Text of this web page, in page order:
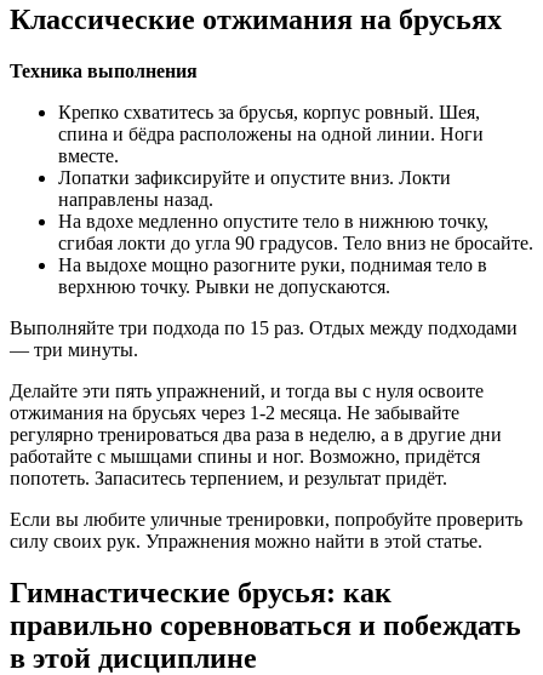
Классические отжимания на брусьях
Техника выполнения
Крепко схватитесь за брусья, корпус ровный. Шея,
спина и бёдра расположены на одной линии. Ноги
вместе.
Лопатки зафиксируйте и опустите вниз. Локти
направлены назад.
На вдохе медленно опустите тело в нижнюю точку,
сгибая локти до угла 90 градусов. Тело вниз не бросайте.
На выдохе мощно разогните руки, поднимая тело в
верхнюю точку. Рывки не допускаются.
Выполняйте три подхода по 15 раз. Отдых между подходами
— три минуты.
Делайте эти пять упражнений, и тогда вы с нуля освоите
отжимания на брусьях через 1-2 месяца. Не забывайте
регулярно тренироваться два раза в неделю, а в другие дни
работайте с мышцами спины и ног. Возможно, придётся
попотеть. Запаситесь терпением, и результат придёт.
Если вы любите уличные тренировки, попробуйте проверить
силу своих рук. Упражнения можно найти в этой статье.
Гимнастические брусья: как
правильно соревноваться и побеждать
в этой дисциплине